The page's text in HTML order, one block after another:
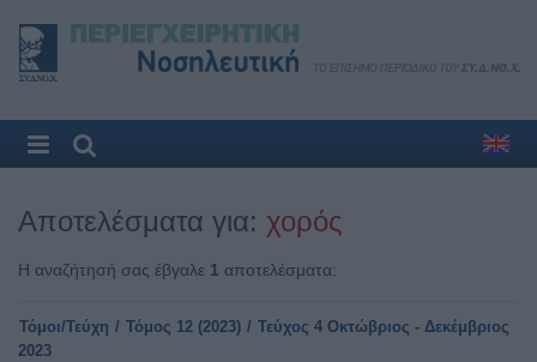
Αποτελέσματα για: χορός
Η αναζήτησή σας έβγαλε 1 αποτελέσματα:
Τόμοι/Τεύχη / Τόμος 12 (2023) / Τεύχος 4 Οκτώβριος - Δεκέμβριος
2023